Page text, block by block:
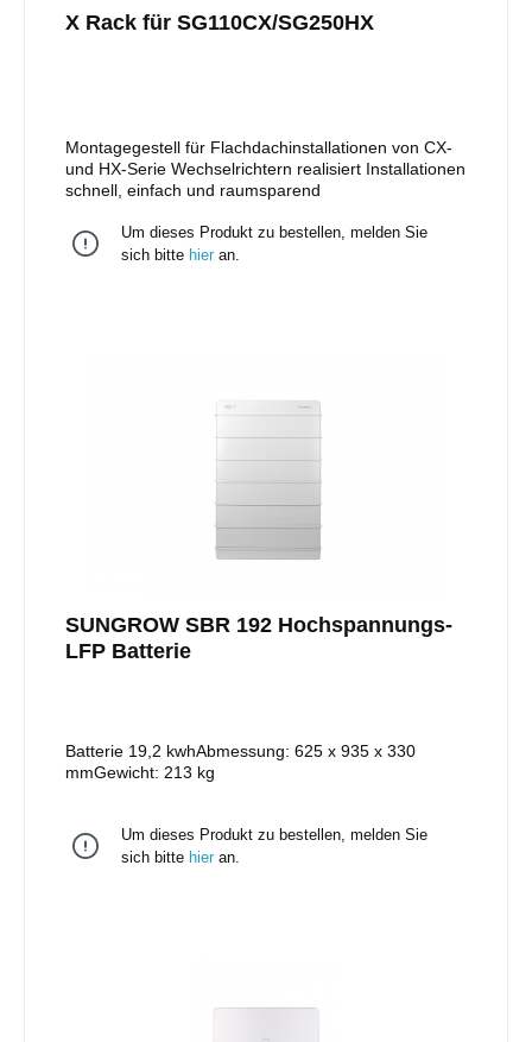
X Rack für SG110CX/SG250HX
Montagegestell für Flachdachinstallationen von CX-
und HX-Serie Wechselrichtern realisiert Installationen
schnell, einfach und raumsparend
Um dieses Produkt zu bestellen, melden Sie
sich bitte hier an.
SUNGROW SBR 192 Hochspannungs-
LFP Batterie
Batterie 19,2 kwhAbmessung: 625 x 935 x 330
mmGewicht: 213 kg
Um dieses Produkt zu bestellen, melden Sie
sich bitte hier an.